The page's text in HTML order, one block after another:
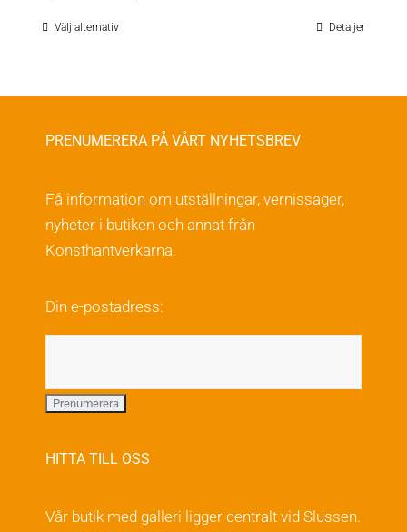
Välj alternativDen
flera
olika
alternativen
kan
på
produktsidan
Detaljer
PRENUMERERA PÅ VÅRT NYHETSBREV
Få information om utställningar, vernissager,
nyheter i butiken och annat från
Konsthantverkarna.
Din e-postadress:
HITTA TILL OSS
Vår butik med galleri ligger centralt vid Slussen.